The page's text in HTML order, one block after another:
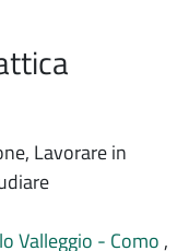
Lavorare in
Valleggio - Como ,